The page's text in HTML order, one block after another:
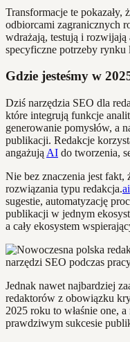
Transformacje te
odbiorcami zagranicznych
wdrażają, testują i rozwijają
specyficzne potrzeby rynku
Gdzie jesteśmy w
Dziś narzędzia SEO dla
które integrują funkcje
generowanie pomysłów, a
publikacji. Redakcje
angażują AI do tworzenia,
Nie bez znaczenia jest fakt,
rozwiązania typu redakcja.ai
sugestie, automatyzację
publikacji w jednym
a cały ekosystem
Jednak nawet najbardziej
redaktorów z obowiązku
2025 roku to właśnie one,
prawdziwym sukcesie